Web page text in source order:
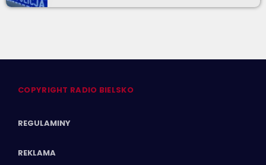
COPYRIGHT RADIO BIELSKO
REGULAMINY
REKLAMA